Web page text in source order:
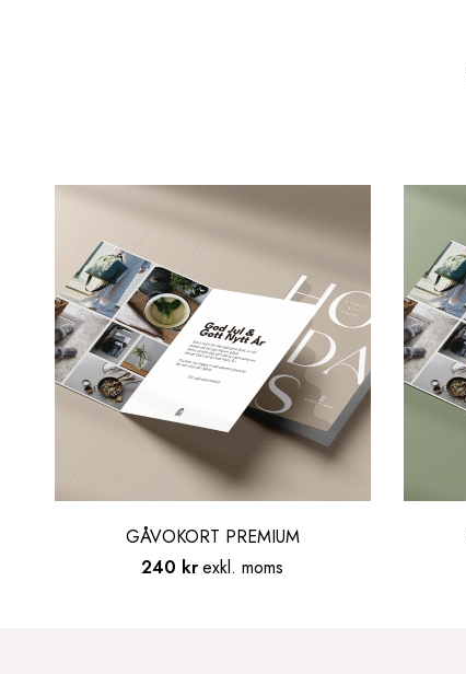
GÅVOKORT PREMIUM
240 krexkl. moms